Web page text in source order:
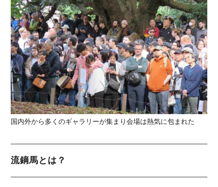
国内外から多くのギャラリーが集まり会場は熱気に包まれた
流鏑馬とは？